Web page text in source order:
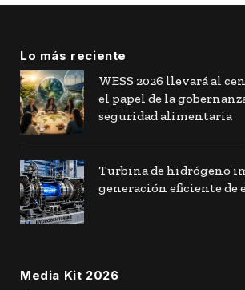
Lo más reciente
WESS 2026 llevará al
el papel de la
seguridad alimentaria
Turbina de hidrógeno
generación eficiente de
Media Kit 2026